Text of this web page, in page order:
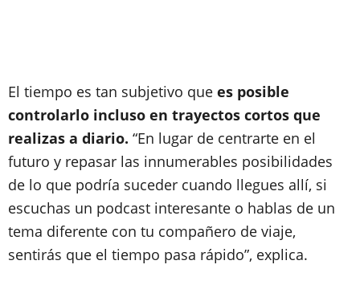
El tiempo es tan subjetivo que es posible
controlarlo incluso en trayectos cortos que
realizas a diario. “En lugar de centrarte en el
futuro y repasar las innumerables posibilidades
de lo que podría suceder cuando llegues allí, si
escuchas un podcast interesante o hablas de un
tema diferente con tu compañero de viaje,
sentirás que el tiempo pasa rápido”, explica.